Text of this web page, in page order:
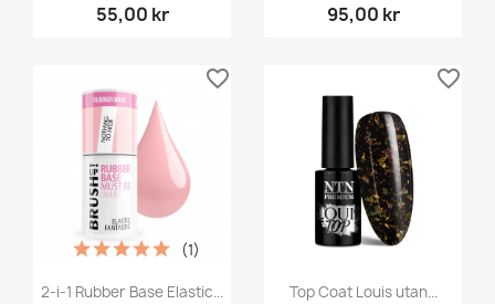
55,00 kr 95,00 kr
2-i-1 Rubber Base Elastic...
(1)
favorite_border
Top Coat Louis utan...
favorite_border